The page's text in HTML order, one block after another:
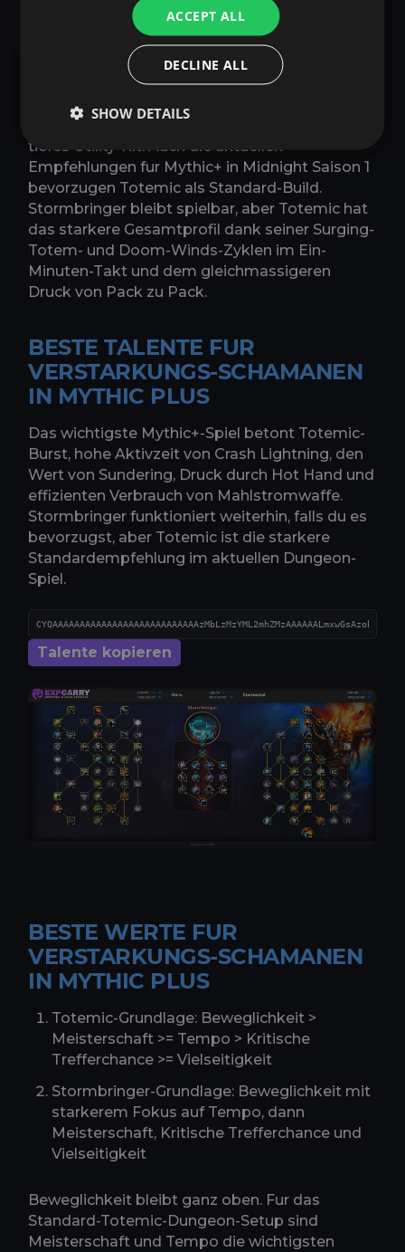
Mythic-Plus-Guide in
Midnight Saison 1
Mythic+ spielt direkt in die Starken von
Verstarkung hinein: starker Prioritatsschaden,
guter Cleave, haufige Burst-Fenster und ein
tiefes Utility-Kit. Auch die aktuellen
Empfehlungen fur Mythic+ in Midnight Saison 1
bevorzugen Totemic als Standard-Build.
Stormbringer bleibt spielbar, aber Totemic hat
das starkere Gesamtprofil dank seiner Surging-
Totem- und Doom-Winds-Zyklen im Ein-
Minuten-Takt und dem gleichmassigeren
Druck von Pack zu Pack.
BESTE TALENTE FUR
VERSTARKUNGS-SCHAMANEN
IN MYTHIC PLUS
Das wichtigste Mythic+-Spiel betont Totemic-
Burst, hohe Aktivzeit von Crash Lightning, den
Wert von Sundering, Druck durch Hot Hand und
effizienten Verbrauch von Mahlstromwaffe.
Stormbringer funktioniert weiterhin, falls du es
bevorzugst, aber Totemic ist die starkere
Standardempfehlung im aktuellen Dungeon-
Spiel.
Talente kopieren
BESTE WERTE FUR
VERSTARKUNGS-SCHAMANEN
IN MYTHIC PLUS
Totemic-Grundlage: Beweglichkeit >
Meisterschaft >= Tempo > Kritische
Trefferchance >= Vielseitigkeit
Stormbringer-Grundlage: Beweglichkeit mit
starkerem Fokus auf Tempo, dann
Meisterschaft, Kritische Trefferchance und
Vielseitigkeit
Beweglichkeit bleibt ganz oben. Fur das
Standard-Totemic-Dungeon-Setup sind
Meisterschaft und Tempo die wichtigsten
ACCEPT ALL
DECLINE ALL
SHOW DETAILS